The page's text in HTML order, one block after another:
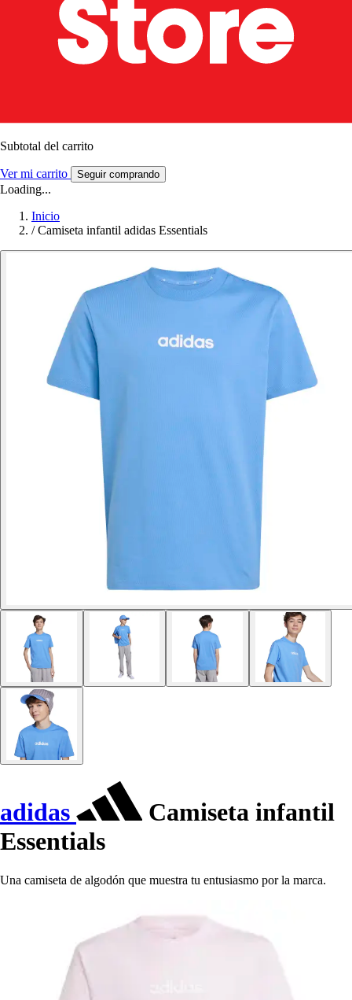
Subtotal del carrito
Ver mi carrito Seguir comprando
Loading...
Inicio
/ Camiseta infantil adidas Essentials
adidas
Camiseta infantil
Essentials
Una camiseta de algodón que muestra tu entusiasmo por la marca.